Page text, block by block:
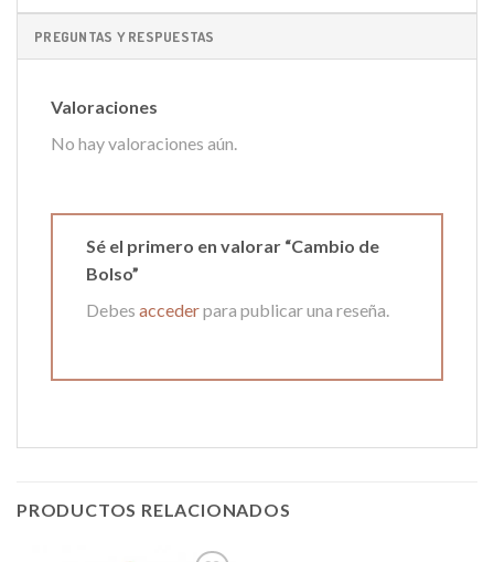
PREGUNTAS Y RESPUESTAS
Valoraciones
No hay valoraciones aún.
Sé el primero en valorar “Cambio de
Bolso”
Debes accederpara publicar una reseña.
PRODUCTOS RELACIONADOS